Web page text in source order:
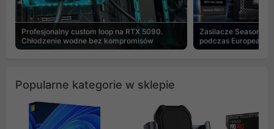
Profesjonalny custom loop na RTX 5090.
Chłodzenie wodne bez kompromisów
Zasilacze Seasonic
podczas European
Popularne kategorie w sklepie